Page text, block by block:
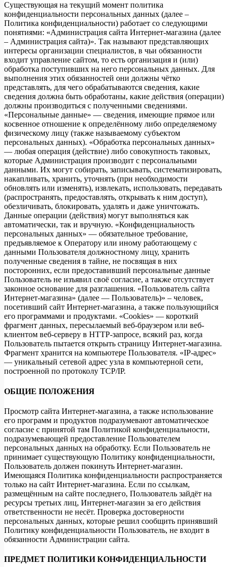
Существующая на текущий момент политика
конфиденциальности персональных данных (далее –
Политика конфиденциальности) работает со следующими
понятиями: «Администрация сайта Интернет-магазина (далее
– Администрация сайта)». Так называют представляющих
интересы организации специалистов, в чьи обязанности
входит управление сайтом, то есть организация и (или)
обработка поступивших на него персональных данных. Для
выполнения этих обязанностей они должны чётко
представлять, для чего обрабатываются сведения, какие
сведения должна быть обработаны, какие действия (операции)
должны производиться с полученными сведениями.
«Персональные данные» — сведения, имеющие прямое или
косвенное отношение к определённому либо определяемому
физическому лицу (также называемому субъектом
персональных данных). «Обработка персональных данных»
— любая операция (действие) либо совокупность таковых,
которые Администрация производит с персональными
данными. Их могут собирать, записывать, систематизировать,
накапливать, хранить, уточнять (при необходимости
обновлять или изменять), извлекать, использовать, передавать
(распространять, предоставлять, открывать к ним доступ),
обезличивать, блокировать, удалять и даже уничтожать.
Данные операции (действия) могут выполняться как
автоматически, так и вручную. «Конфиденциальность
персональных данных» — обязательное требование,
предъявляемое к Оператору или иному работающему с
данными Пользователя должностному лицу, хранить
полученные сведения в тайне, не посвящая в них
посторонних, если предоставивший персональные данные
Пользователь не изъявил своё согласие, а также отсутствует
законное основание для разглашения. «Пользователь сайта
Интернет-магазина» (далее — Пользователь)» – человек,
посетивший сайт Интернет-магазина, а также пользующийся
его программами и продуктами. «Cookies» — короткий
фрагмент данных, пересылаемый веб-браузером или веб-
клиентом веб-серверу в HTTP-запросе, всякий раз, когда
Пользователь пытается открыть страницу Интернет-магазина.
Фрагмент хранится на компьютере Пользователя. «IP-адрес»
— уникальный сетевой адрес узла в компьютерной сети,
построенной по протоколу TCP/IP.
ОБЩИЕ ПОЛОЖЕНИЯ
Просмотр сайта Интернет-магазина, а также использование
его программ и продуктов подразумевают автоматическое
согласие с принятой там Политикой конфиденциальности,
подразумевающей предоставление Пользователем
персональных данных на обработку. Если Пользователь не
принимает существующую Политику конфиденциальности,
Пользователь должен покинуть Интернет-магазин.
Имеющаяся Политика конфиденциальности распространяется
только на сайт Интернет-магазина. Если по ссылкам,
размещённым на сайте последнего, Пользователь зайдёт на
ресурсы третьих лиц, Интернет-магазин за его действия
ответственности не несёт. Проверка достоверности
персональных данных, которые решил сообщить принявший
Политику конфиденциальности Пользователь, не входит в
обязанности Администрации сайта.
ПРЕДМЕТ ПОЛИТИКИ КОНФИДЕНЦИАЛЬНОСТИ